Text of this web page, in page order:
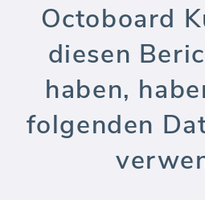
Octoboard
diesen
haben,
folgenden